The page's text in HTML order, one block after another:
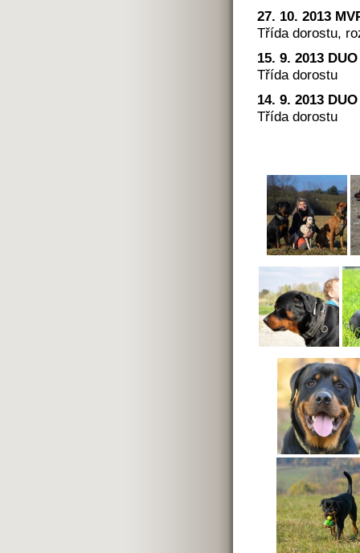
27. 10. 2013
Třída dorostu,
15. 9. 2013
Třída dorostu
14. 9. 2013
Třída dorostu